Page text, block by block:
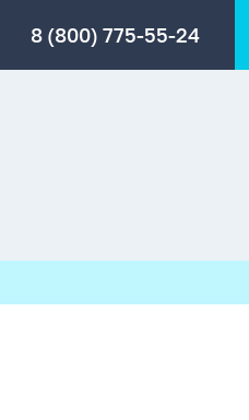
8 (800) 775-55-24